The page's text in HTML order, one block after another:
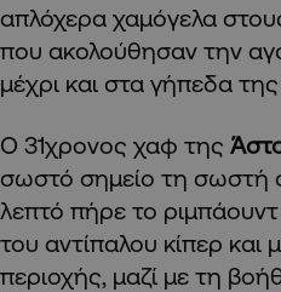
απλόχερα χαμόγελα
που ακολούθησαν την
μέχρι και στα γήπεδα
Ο 31χρονος χαφ της
σωστό σημείο τη σωστή
λεπτό πήρε το
του αντίπαλου κίπερ και
περιοχής, μαζί με τη